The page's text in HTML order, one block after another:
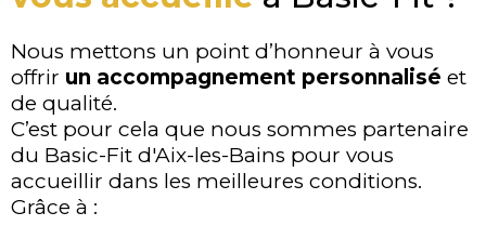
Nous mettons un point d’honneur à vous
offrir un accompagnement personnalisé et
de qualité.
C’est pour cela que nous sommes partenaire
du Basic-Fit d'Aix-les-Bains pour vous
accueillir dans les meilleures conditions.
Grâce à :